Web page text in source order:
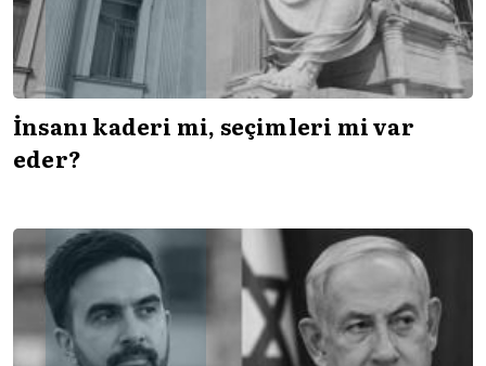
İnsanı kaderi mi, seçimleri mi var
eder?